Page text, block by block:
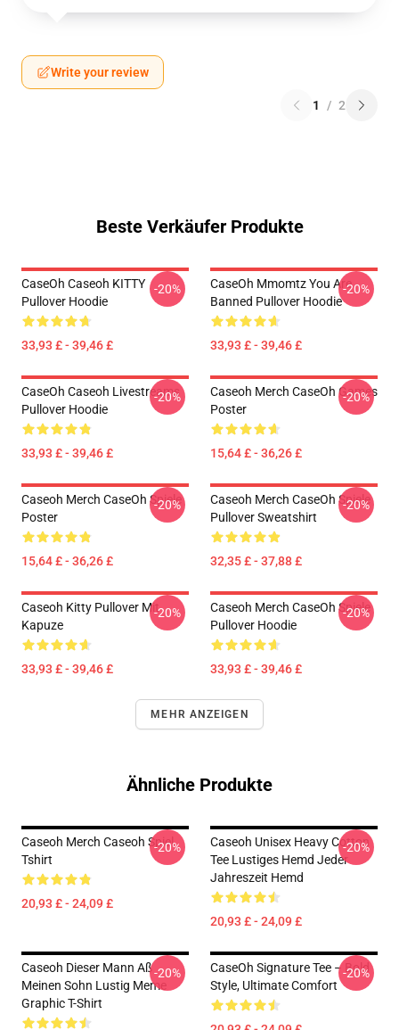
Write your review
1 / 2
Beste Verkäufer Produkte
CaseOh Caseoh KITTY
Pullover Hoodie
33,93 £ - 39,46 £
-20%
CaseOh Mmomtz You Are
Banned Pullover Hoodie
33,93 £ - 39,46 £
-20%
CaseOh Caseoh Livestreams
Pullover Hoodie
33,93 £ - 39,46 £
-20%
Caseoh Merch CaseOh Games
Poster
15,64 £ - 36,26 £
-20%
Caseoh Merch CaseOh Spiele
Poster
15,64 £ - 36,26 £
-20%
Caseoh Merch CaseOh Spiele
Pullover Sweatshirt
32,35 £ - 37,88 £
-20%
Caseoh Kitty Pullover Mit
Kapuze
33,93 £ - 39,46 £
-20%
Caseoh Merch CaseOh Spiele
Pullover Hoodie
33,93 £ - 39,46 £
-20%
MEHR ANZEIGEN
Ähnliche Produkte
Caseoh Merch Caseoh Spiel
Tshirt
20,93 £ - 24,09 £
-20%
Caseoh Unisex Heavy Cotton
Tee Lustiges Hemd Jeder
Jahreszeit Hemd
20,93 £ - 24,09 £
-20%
Caseoh Dieser Mann Aß
Meinen Sohn Lustig Meme
Graphic T-Shirt
-20%
CaseOh Signature Tee – Bold
Style, Ultimate Comfort
-20%